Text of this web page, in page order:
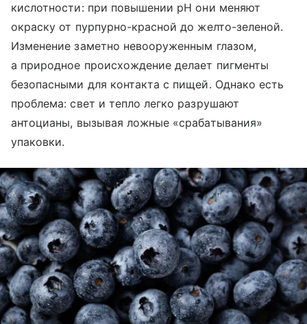
кислотности: при повышении pH они меняют
окраску от пурпурно-красной до желто-зеленой.
Изменение заметно невооруженным глазом,
а природное происхождение делает пигменты
безопасными для контакта с пищей. Однако есть
проблема: свет и тепло легко разрушают
антоцианы, вызывая ложные «срабатывания»
упаковки.